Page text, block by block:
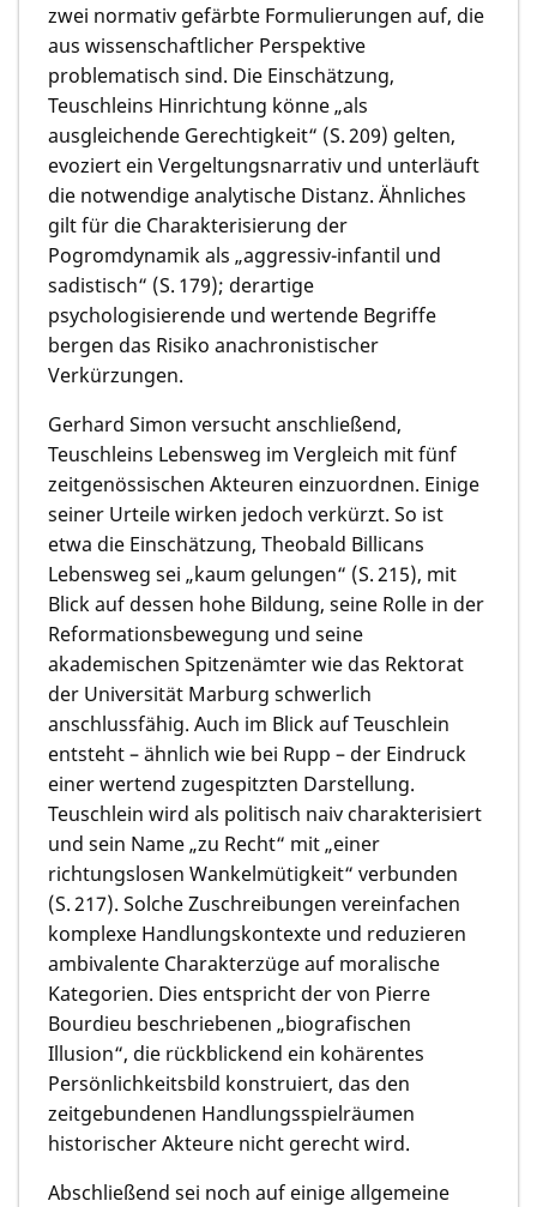
zwei normativ gefärbte Formulierungen auf, die
aus wissenschaftlicher Perspektive
problematisch sind. Die Einschätzung,
Teuschleins Hinrichtung könne „als
ausgleichende Gerechtigkeit“ (S. 209) gelten,
evoziert ein Vergeltungsnarrativ und unterläuft
die notwendige analytische Distanz. Ähnliches
gilt für die Charakterisierung der
Pogromdynamik als „aggressiv-infantil und
sadistisch“ (S. 179); derartige
psychologisierende und wertende Begriffe
bergen das Risiko anachronistischer
Verkürzungen.
Gerhard Simon versucht anschließend,
Teuschleins Lebensweg im Vergleich mit fünf
zeitgenössischen Akteuren einzuordnen. Einige
seiner Urteile wirken jedoch verkürzt. So ist
etwa die Einschätzung, Theobald Billicans
Lebensweg sei „kaum gelungen“ (S. 215), mit
Blick auf dessen hohe Bildung, seine Rolle in der
Reformationsbewegung und seine
akademischen Spitzenämter wie das Rektorat
der Universität Marburg schwerlich
anschlussfähig. Auch im Blick auf Teuschlein
entsteht – ähnlich wie bei Rupp – der Eindruck
einer wertend zugespitzten Darstellung.
Teuschlein wird als politisch naiv charakterisiert
und sein Name „zu Recht“ mit „einer
richtungslosen Wankelmütigkeit“ verbunden
(S. 217). Solche Zuschreibungen vereinfachen
komplexe Handlungskontexte und reduzieren
ambivalente Charakterzüge auf moralische
Kategorien. Dies entspricht der von Pierre
Bourdieu beschriebenen „biografischen
Illusion“, die rückblickend ein kohärentes
Persönlichkeitsbild konstruiert, das den
zeitgebundenen Handlungsspielräumen
historischer Akteure nicht gerecht wird.
Abschließend sei noch auf einige allgemeine